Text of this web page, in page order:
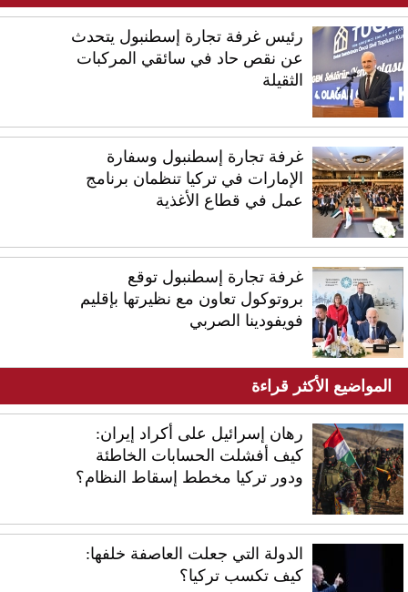
رئيس غرفة تجارة إسطنبول يتحدث
عن نقص حاد في سائقي المركبات
الثقيلة
غرفة تجارة إسطنبول وسفارة
الإمارات في تركيا تنظمان برنامج
عمل في قطاع الأغذية
غرفة تجارة إسطنبول توقع
بروتوكول تعاون مع نظيرتها بإقليم
فويفودينا الصربي
المواضيع الأكثر قراءة
رهان إسرائيل على أكراد إيران:
كيف أفشلت الحسابات الخاطئة
ودور تركيا مخطط إسقاط النظام؟
الدولة التي جعلت العاصفة خلفها:
كيف تكسب تركيا؟